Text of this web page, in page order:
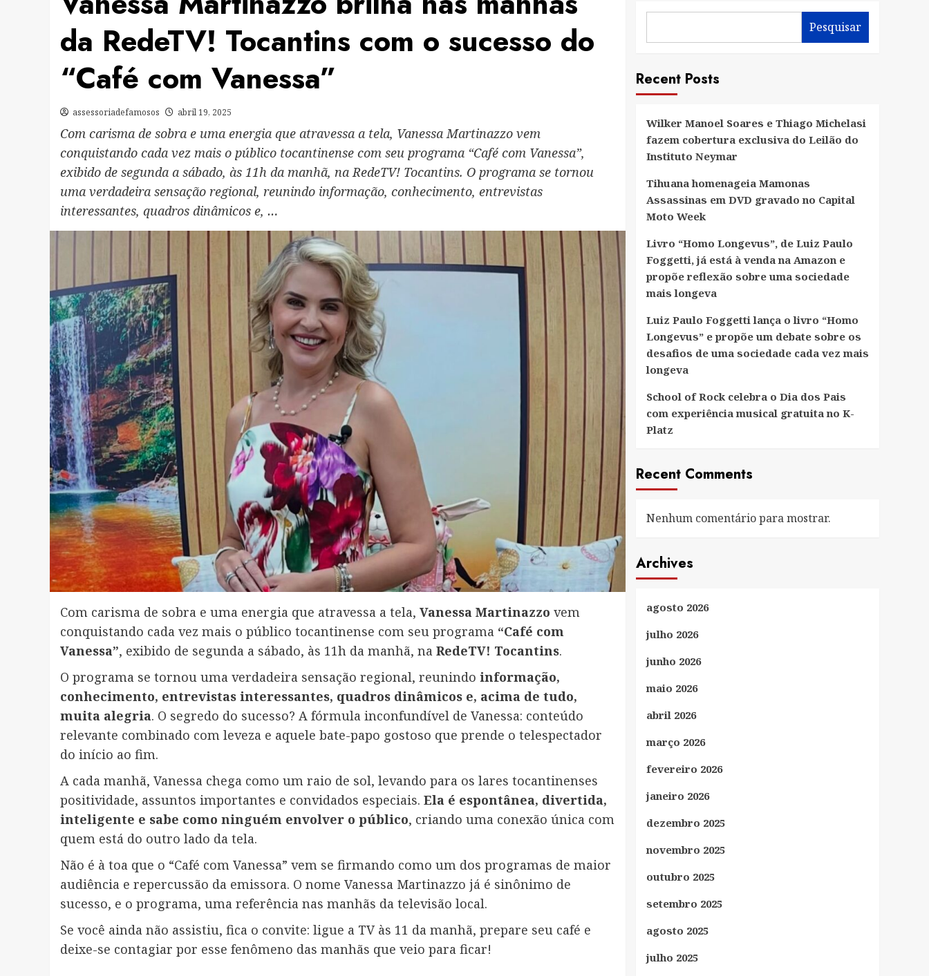
da RedeTV! Tocantins com o sucesso do
“Café com Vanessa”
assessoriadefamosos abril 19, 2025
Com carisma de sobra e uma energia que atravessa a tela, Vanessa Martinazzo vem
conquistando cada vez mais o público tocantinense com seu programa “Café com Vanessa”,
exibido de segunda a sábado, às 11h da manhã, na RedeTV! Tocantins. O programa se tornou
uma verdadeira sensação regional, reunindo informação, conhecimento, entrevistas
interessantes, quadros dinâmicos e, …
Com carisma de sobra e uma energia que atravessa a tela, Vanessa Martinazzo vem
conquistando cada vez mais o público tocantinense com seu programa “Café com
Vanessa”, exibido de segunda a sábado, às 11h da manhã, na RedeTV! Tocantins.
O programa se tornou uma verdadeira sensação regional, reunindo informação,
conhecimento, entrevistas interessantes, quadros dinâmicos e, acima de tudo,
muita alegria. O segredo do sucesso? A fórmula inconfundível de Vanessa: conteúdo
relevante combinado com leveza e aquele bate-papo gostoso que prende o telespectador
do início ao fim.
A cada manhã, Vanessa chega como um raio de sol, levando para os lares tocantinenses
positividade, assuntos importantes e convidados especiais. Ela é espontânea, divertida,
inteligente e sabe como ninguém envolver o público, criando uma conexão única com
quem está do outro lado da tela.
Não é à toa que o “Café com Vanessa” vem se firmando como um dos programas de maior
audiência e repercussão da emissora. O nome Vanessa Martinazzo já é sinônimo de
sucesso, e o programa, uma referência nas manhãs da televisão local.
Se você ainda não assistiu, fica o convite: ligue a TV às 11 da manhã, prepare seu café e
deixe-se contagiar por esse fenômeno das manhãs que veio para ficar!
Pesquisar
Recent Posts
Wilker Manoel Soares e Thiago Michelasi
fazem cobertura exclusiva do Leilão do
Instituto Neymar
Tihuana homenageia Mamonas
Assassinas em DVD gravado no Capital
Moto Week
Livro “Homo Longevus”, de Luiz Paulo
Foggetti, já está à venda na Amazon e
propõe reflexão sobre uma sociedade
mais longeva
Luiz Paulo Foggetti lança o livro “Homo
Longevus” e propõe um debate sobre os
desafios de uma sociedade cada vez mais
longeva
School of Rock celebra o Dia dos Pais
com experiência musical gratuita no K-
Platz
Recent Comments
Nenhum comentário para mostrar.
Archives
agosto 2026
julho 2026
junho 2026
maio 2026
abril 2026
março 2026
fevereiro 2026
janeiro 2026
dezembro 2025
novembro 2025
outubro 2025
setembro 2025
agosto 2025
julho 2025